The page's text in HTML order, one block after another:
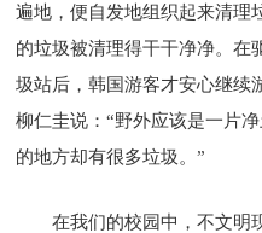
遍地，便自发地组织起来清理
的垃圾被清理得干干净净。在
圾站后，韩国游客才安心继续
柳仁圭说：“野外应该是一片
的地方却有很多垃圾。”
在我们的校园中，不文明